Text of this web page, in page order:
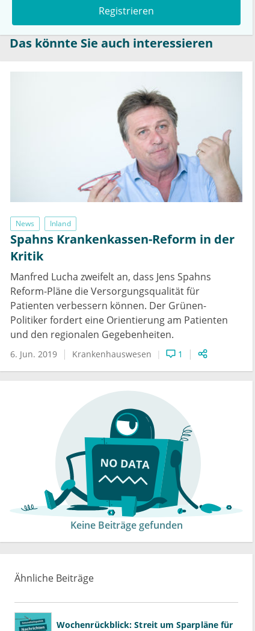
Registrieren
Das könnte Sie auch interessieren
News Inland
Spahns Krankenkassen-Reform in der
Kritik
Manfred Lucha zweifelt an, dass Jens Spahns
Reform-Pläne die Versorgungsqualität für
Patienten verbessern können. Der Grünen-
Politiker fordert eine Orientierung am Patienten
und den regionalen Gegebenheiten.
6. Jun. 2019 Krankenhauswesen 1
Keine Beiträge gefunden
Ähnliche Beiträge
Wochenrückblick: Streit um Sparpläne für